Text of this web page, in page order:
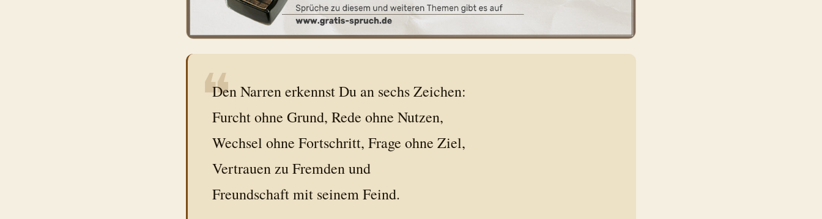
❝
Den Narren erkennst Du an sechs Zeichen:
Furcht ohne Grund, Rede ohne Nutzen,
Wechsel ohne Fortschritt, Frage ohne Ziel,
Vertrauen zu Fremden und